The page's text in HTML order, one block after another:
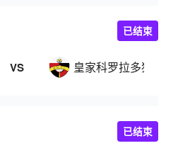
VS 皇家科罗拉多狐狸
已结束
已结束